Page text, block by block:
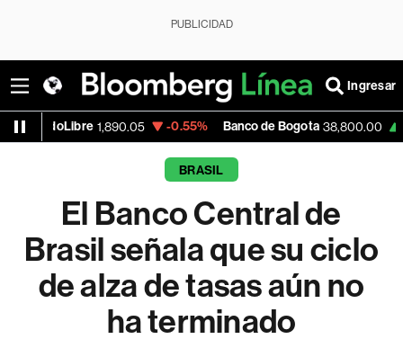
PUBLICIDAD
Ingresar
1,890.05 -0.55% Banco de Bogota 38,800.00 0.00%
BRASIL
El Banco Central de
Brasil señala que su ciclo
de alza de tasas aún no
ha terminado